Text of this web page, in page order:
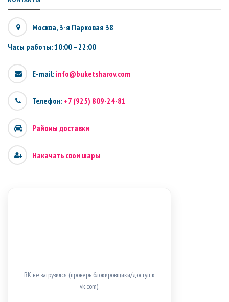
Москва, 3-я Парковая 38
Часы работы: 10:00 – 22:00
E-mail: info@buketsharov.com
Телефон: +7 (925) 809-24-81
Районы доставки
Накачать свои шары
ВК не загрузился (проверь блокировщики/доступ к
vk.com).